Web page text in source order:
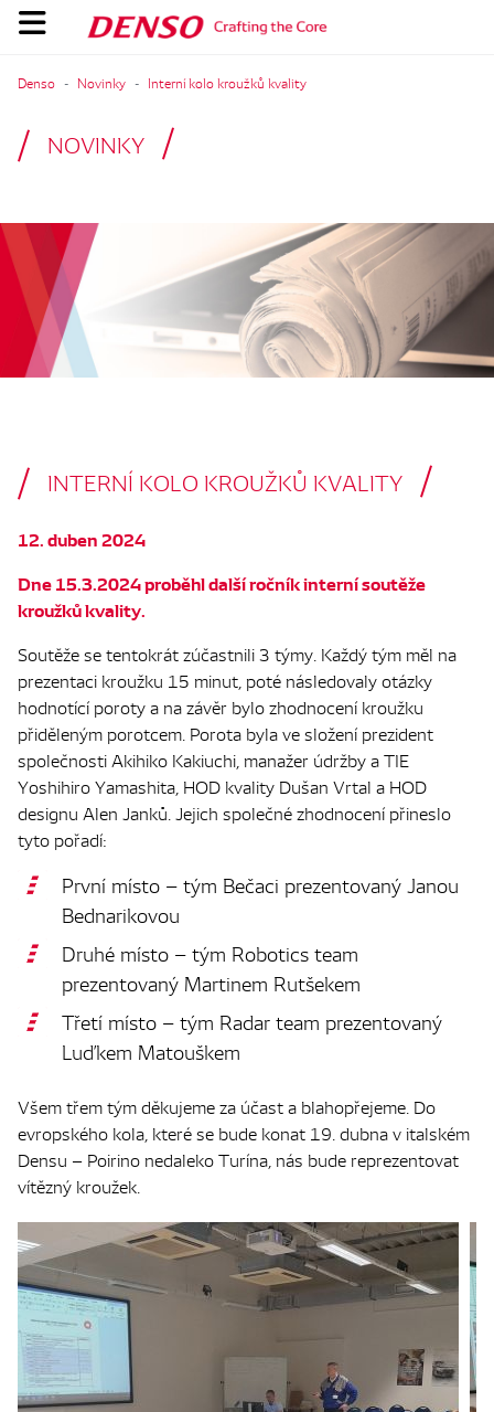
Denso Novinky Interní kolo kroužků kvality
NOVINKY
INTERNÍ KOLO KROUŽKŮ KVALITY
12. duben 2024
Dne 15.3.2024 proběhl další ročník interní soutěže
kroužků kvality.
Soutěže se tentokrát zúčastnili 3 týmy. Každý tým měl na
prezentaci kroužku 15 minut, poté následovaly otázky
hodnotící poroty a na závěr bylo zhodnocení kroužku
přiděleným porotcem. Porota byla ve složení prezident
společnosti Akihiko Kakiuchi, manažer údržby a TIE
Yoshihiro Yamashita, HOD kvality Dušan Vrtal a HOD
designu Alen Janků. Jejich společné zhodnocení přineslo
tyto pořadí:
První místo – tým Bečaci prezentovaný Janou
Bednarikovou
Druhé místo – tým Robotics team
prezentovaný Martinem Rutšekem
Třetí místo – tým Radar team prezentovaný
Luďkem Matouškem
Všem třem tým děkujeme za účast a blahopřejeme. Do
evropského kola, které se bude konat 19. dubna v italském
Densu – Poirino nedaleko Turína, nás bude reprezentovat
vítězný kroužek.